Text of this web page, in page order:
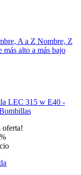
A a Z Nombre, Z
más alto a más bajo
oferta!